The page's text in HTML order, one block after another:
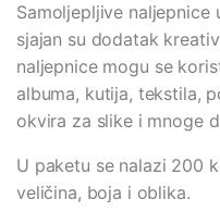
Samoljepljive
sjajan su dodatak
naljepnice mogu se
albuma, kutija, tekstila,
okvira za slike i mnoge
U paketu se nalazi 200
veličina, boja i oblika.